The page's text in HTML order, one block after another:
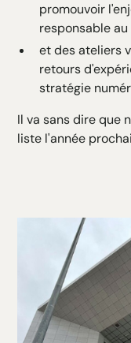
promouvoir
responsable
et des ateliers
retours
stratégie
Il va sans dire que
liste l'année